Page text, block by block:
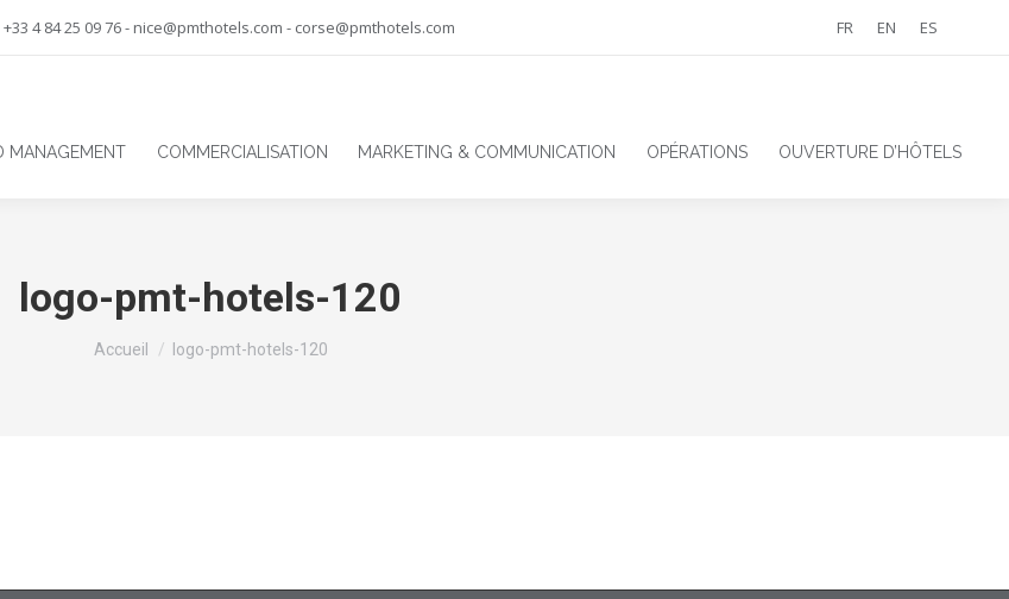
+33 4 84 25 09 76 - nice@pmthotels.com - corse@pmthotels.com FR EN ES
MANAGEMENT COMMERCIALISATION MARKETING & COMMUNICATION OPÉRATIONS OUVERTURE D’HÔTELS
logo-pmt-hotels-120
Vous êtes ici :
Accueil logo-pmt-hotels-120